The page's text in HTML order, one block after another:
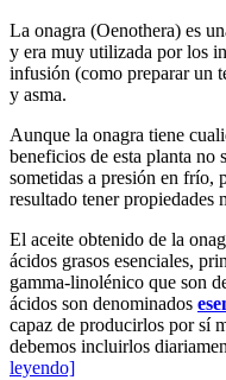
La onagra (Oenothera) es
y era muy utilizada por los
infusión (como preparar un
y asma.
Aunque la onagra tiene
beneficios de esta planta no
sometidas a presión en frío,
resultado tener propiedades
El aceite obtenido de la
ácidos grasos esenciales,
gamma-linolénico que son
ácidos son denominados
capaz de producirlos por sí
debemos incluirlos
leyendo]